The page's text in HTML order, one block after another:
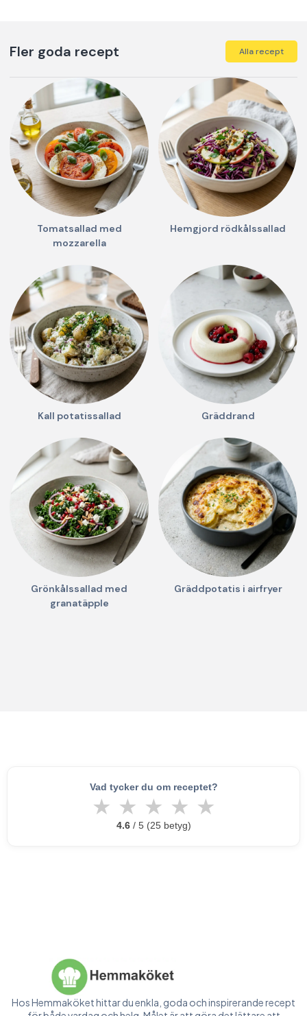
Fler goda recept Alla recept
Tomatsallad med
mozzarella
Hemgjord rödkålssallad
Kall potatissallad Gräddrand
Grönkålssallad med
granatäpple
Gräddpotatis i airfryer
Vad tycker du om receptet?
★ ★ ★ ★ ★
4.6/ 5 (25 betyg)
Hos Hemmaköket hittar du enkla, goda och inspirerande recept